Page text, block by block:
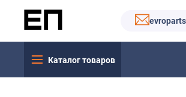
Каталог товаров